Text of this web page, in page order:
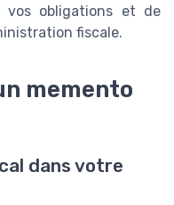
vos obligations et de
fiscale.
memento
dans votre